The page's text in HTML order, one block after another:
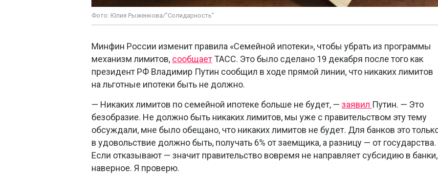
Фото: Юлия Рыженкова/"Солидарность"
Минфин России изменит правила «Семейной ипотеки», чтобы убрать из программы
механизм лимитов, сообщаетТАСС. Это было сделано 19 декабря после того как
президент РФ Владимир Путин сообщил в ходе прямой линии, что никаких лимитов
на льготные ипотеки быть не должно.
— Никаких лимитов по семейной ипотеке больше не будет, — заявил Путин. — Это
безобразие. Не должно быть никаких лимитов, мы уже с правительством эту тему
обсуждали, мне было обещано, что никаких лимитов не будет. Для банков это
в удовольствие должно быть, получать 6% от заемщика, а разницу — от государства.
Если отказывают — значит правительство вовремя не направляет субсидию в банки,
наверное. Я проверю.